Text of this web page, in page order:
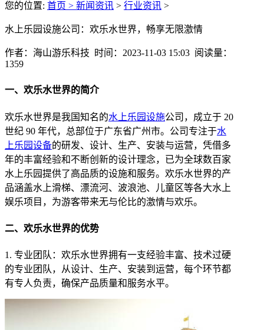
您的位置: 首页 > 新闻资讯 > 行业资讯 >
水上乐园设施公司：欢乐水世界，畅享无限激情
作者：海山游乐科技 时间：2023-11-03 15:03 阅读量：
1359
一、欢乐水世界的简介
欢乐水世界是我国知名的水上乐园设施公司，成立于 20
世纪 90 年代，总部位于广东省广州市。公司专注于水
上乐园设备的研发、设计、生产、安装与运营，凭借多
年的丰富经验和不断创新的设计理念，已为全球数百家
水上乐园提供了高品质的设施和服务。欢乐水世界的产
品涵盖水上滑梯、漂流河、波浪池、儿童区等各大水上
娱乐项目，为游客带来无与伦比的激情与欢乐。
二、欢乐水世界的优势
1. 专业团队：欢乐水世界拥有一支经验丰富、技术过硬
的专业团队，从设计、生产、安装到运营，每个环节都
有专人负责，确保产品质量和服务水平。